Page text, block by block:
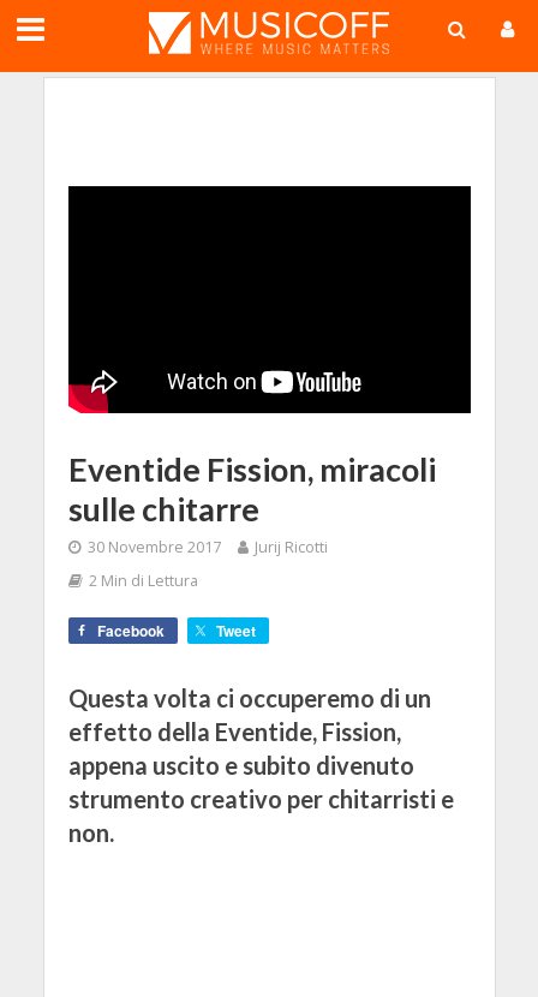
Eventide Fission, miracoli
sulle chitarre
30 Novembre 2017
Jurij Ricotti
2 Min di Lettura
Facebook Tweet
Questa volta ci occuperemo di un
effetto della Eventide, Fission,
appena uscito e subito divenuto
strumento creativo per chitarristi e
non.